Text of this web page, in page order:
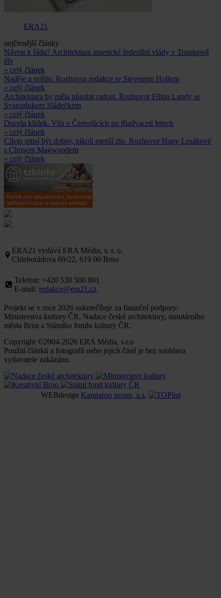
ERA21
nejčtenější články
Návrat k řádu? Architektura americké federální vlády v Trumpově
éře
» celý článek
Naděje a světlo. Rozhovor redakce se Stevenem Hollem
» celý článek
Architektura by měla působit radost. Rozhovor Filipa Landy se
Svatoplukem Sládečkem
» celý článek
Docela klídek. Vila v Černošicích po třiadvaceti letech
» celý článek
Cílem musí být dobro, nikoli menší zlo. Rozhovor Hany Lesákové
s Chrisem Magwoodem
» celý článek
ERA21 vydává ERA Média, s. r. o.
Chleborádova 69/22, 619 00 Brno
Telefon: +420 530 500 801
E-mail: redakce@era21.cz
Projekt se v roce 2026 uskutečňuje za finanční podpory:
Ministerstva kultury ČR, Nadace české architektury, statutárního
města Brna a Státního fondu kultury ČR.
Copyright ©2004-2026 ERA Média, s.r.o
Použití článků a fotografií nebo jejich částí je bez souhlasu
vydavatele zakázáno.
WEBdesign Kangaroo group, a.s.